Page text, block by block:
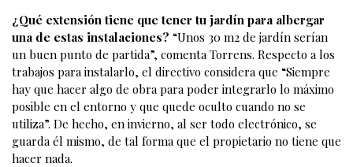
¿Qué extensión tiene que tener tu jardín para albergar
una de estas instalaciones? “Unos 30 m2 de jardín serían
un buen punto de partida”, comenta Torrens. Respecto a los
trabajos para instalarlo, el directivo considera que “Siempre
hay que hacer algo de obra para poder integrarlo lo máximo
posible en el entorno y que quede oculto cuando no se
utiliza”. De hecho, en invierno, al ser todo electrónico, se
guarda él mismo, de tal forma que el propietario no tiene que
hacer nada.